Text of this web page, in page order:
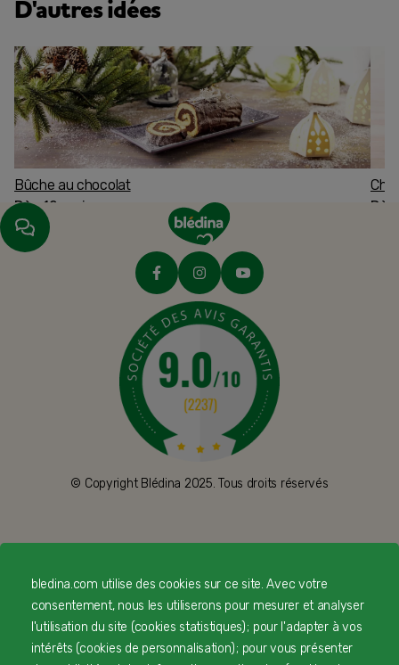
D'autres idées
Bûche au chocolat
Dès 12 mois
© Copyright Blédina 2025. Tous droits réservés
LIVRAISON
PAIEMENT SÉCURISÉ
bledina.com utilise des cookies sur ce site. Avec votre
consentement, nous les utiliserons pour mesurer et analyser
l'utilisation du site (cookies statistiques) ; pour l'adapter à vos
intérêts (cookies de personnalisation) ; pour vous présenter